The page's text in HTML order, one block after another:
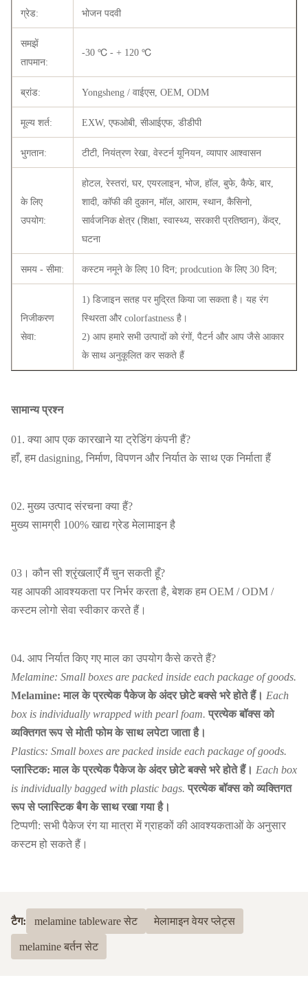
ग्रेड: भोजन पदवी
समझें
तापमान:
-30 ℃ - + 120 ℃
ब्रांड: Yongsheng / वाईएस, OEM, ODM
मूल्य शर्त: EXW, एफओबी, सीआईएफ, डीडीपी
भुगतान: टीटी, नियंत्रण रेखा, वेस्टर्न यूनियन, व्यापार आश्वासन
के लिए
उपयोग:
होटल, रेस्तरां, घर, एयरलाइन, भोज, हॉल, बुफे, कैफे, बार,
शादी, कॉफी की दुकान, मॉल, आराम, स्थान, कैसिनो,
सार्वजनिक क्षेत्र (शिक्षा, स्वास्थ्य, सरकारी प्रतिष्ठान), केंद्र,
घटना
समय - सीमा: कस्टम नमूने के लिए 10 दिन; prodcution के लिए 30 दिन;
निजीकरण
सेवा:
1) डिजाइन सतह पर मुद्रित किया जा सकता है। यह रंग
स्थिरता और colorfastness है।
2) आप हमारे सभी उत्पादों को रंगों, पैटर्न और आप जैसे आकार
के साथ अनुकूलित कर सकते हैं
सामान्य प्रश्न
01. क्या आप एक कारखाने या ट्रेडिंग कंपनी हैं?
हाँ, हम dasigning, निर्माण, विपणन और निर्यात के साथ एक निर्माता हैं
02. मुख्य उत्पाद संरचना क्या हैं?
मुख्य सामग्री 100% खाद्य ग्रेड मेलामाइन है
03। कौन सी श्रृंखलाएँ मैं चुन सकती हूँ?
यह आपकी आवश्यकता पर निर्भर करता है, बेशक हम OEM / ODM /
कस्टम लोगो सेवा स्वीकार करते हैं।
04. आप निर्यात किए गए माल का उपयोग कैसे करते हैं?
Melamine: Small boxes are packed inside each package of goods.
Melamine: माल के प्रत्येक पैकेज के अंदर छोटे बक्से भरे होते हैं। Each
box is individually wrapped with pearl foam. प्रत्येक बॉक्स को
व्यक्तिगत रूप से मोती फोम के साथ लपेटा जाता है।
Plastics: Small boxes are packed inside each package of goods.
प्लास्टिक: माल के प्रत्येक पैकेज के अंदर छोटे बक्से भरे होते हैं। Each box
is individually bagged with plastic bags. प्रत्येक बॉक्स को व्यक्तिगत
रूप से प्लास्टिक बैग के साथ रखा गया है।
टिप्पणी: सभी पैकेज रंग या मात्रा में ग्राहकों की आवश्यकताओं के अनुसार
कस्टम हो सकते हैं।
टैग: melamine tableware सेट मेलामाइन वेयर प्लेट्स
melamine बर्तन सेट